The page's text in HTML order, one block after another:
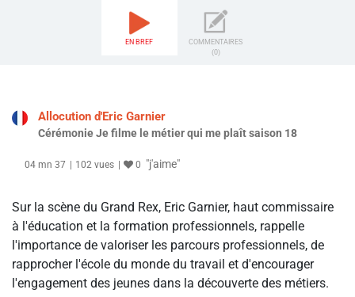
EN BREF
COMMENTAIRES
(0)
Allocution d'Eric Garnier
Cérémonie Je filme le métier qui me plaît saison 18
04 mn 37 102 vues 0 "j'aime"
Sur la scène du Grand Rex, Eric Garnier, haut commissaire
à l'éducation et la formation professionnels, rappelle
l'importance de valoriser les parcours professionnels, de
rapprocher l'école du monde du travail et d'encourager
l'engagement des jeunes dans la découverte des métiers.